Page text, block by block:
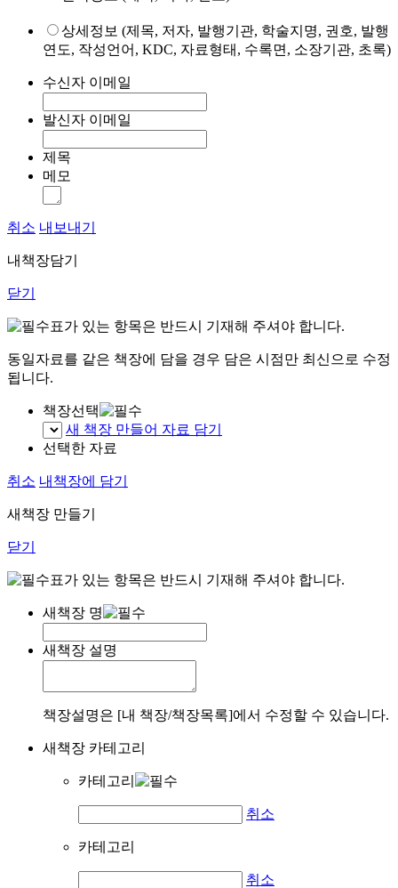
상세정보 (제목, 저자, 발행기관, 학술지명, 권호, 발행
연도, 작성언어, KDC, 자료형태, 수록면, 소장기관, 초록)
수신자 이메일
발신자 이메일
제목
메모
취소 내보내기
내책장담기
닫기
표가 있는 항목은 반드시 기재해 주셔야 합니다.
동일자료를 같은 책장에 담을 경우 담은 시점만 최신으로 수정
됩니다.
책장선택
새 책장 만들어 자료 담기
선택한 자료
취소 내책장에 담기
새책장 만들기
닫기
표가 있는 항목은 반드시 기재해 주셔야 합니다.
새책장 명
새책장 설명
책장설명은 [내 책장/책장목록]에서 수정할 수 있습니다.
새책장 카테고리
카테고리
취소
카테고리
취소